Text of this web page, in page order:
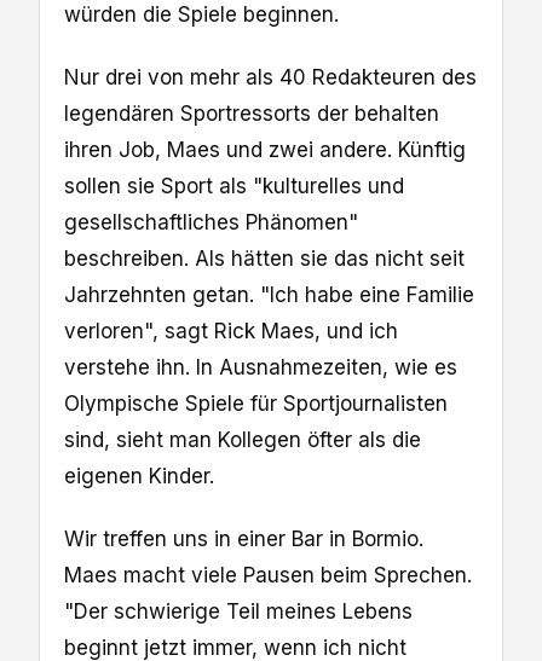
würden die Spiele beginnen.
Nur drei von mehr als 40 Redakteuren des
legendären Sportressorts der behalten
ihren Job, Maes und zwei andere. Künftig
sollen sie Sport als "kulturelles und
gesellschaftliches Phänomen"
beschreiben. Als hätten sie das nicht seit
Jahrzehnten getan. "Ich habe eine Familie
verloren", sagt Rick Maes, und ich
verstehe ihn. In Ausnahmezeiten, wie es
Olympische Spiele für Sportjournalisten
sind, sieht man Kollegen öfter als die
eigenen Kinder.
Wir treffen uns in einer Bar in Bormio.
Maes macht viele Pausen beim Sprechen.
"Der schwierige Teil meines Lebens
beginnt jetzt immer, wenn ich nicht